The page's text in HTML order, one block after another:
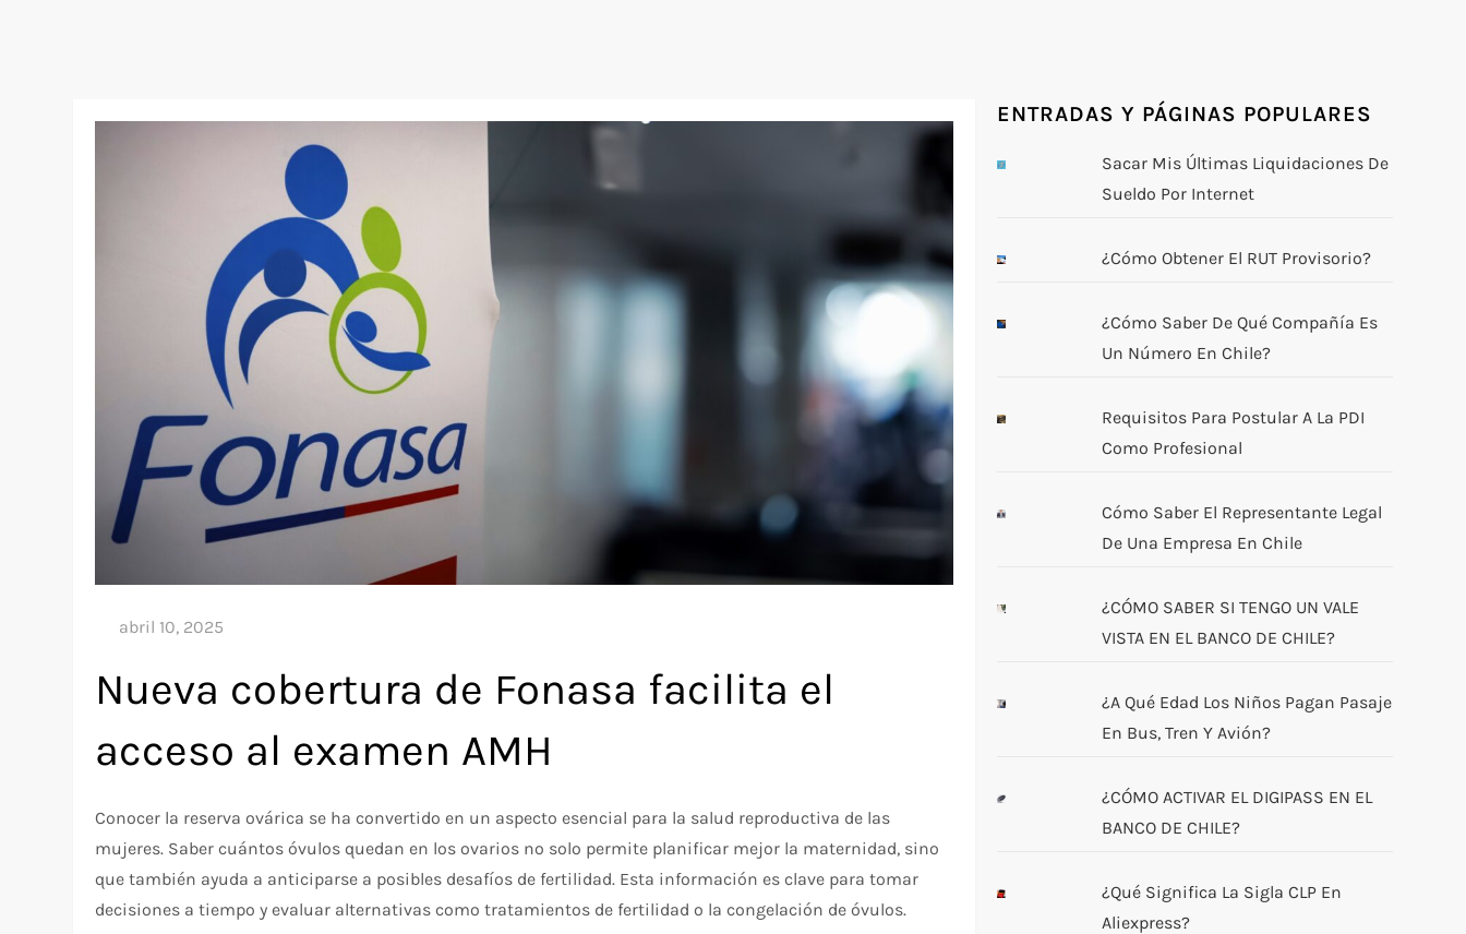
Nueva cobertura de Fonasa facilita el
acceso al examen AMH
Conocer la reserva ovárica se ha convertido en un aspecto esencial para la salud reproductiva de las
mujeres. Saber cuántos óvulos quedan en los ovarios no solo permite planificar mejor la maternidad, sino
que también ayuda a anticiparse a posibles desafíos de fertilidad. Esta información es clave para tomar
decisiones a tiempo y evaluar alternativas como tratamientos de fertilidad o la congelación de óvulos.
ENTRADAS Y PÁGINAS POPULARES
Sacar Mis Últimas Liquidaciones De
Sueldo Por Internet
¿Cómo Obtener El RUT Provisorio?
¿Cómo Saber De Qué Compañía Es
Un Número En Chile?
Requisitos Para Postular A La PDI
Como Profesional
Cómo Saber El Representante Legal
De Una Empresa En Chile
¿CÓMO SABER SI TENGO UN VALE
VISTA EN EL BANCO DE CHILE?
¿A Qué Edad Los Niños Pagan Pasaje
En Bus, Tren Y Avión?
¿CÓMO ACTIVAR EL DIGIPASS EN EL
BANCO DE CHILE?
¿Qué Significa La Sigla CLP En
Aliexpress?